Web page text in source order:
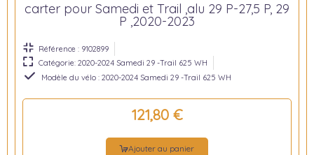
carter pour Samedi et Trail ,alu 29 P-27,5 P, 29
P ,2020-2023
Référence : 9102899
Catégorie: 2020-2024 Samedi 29 -Trail 625 WH
Modèle du vélo : 2020-2024 Samedi 29 -Trail 625 WH
121,80 €
Ajouter au panier